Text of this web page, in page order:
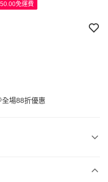
免運費
場88折優惠